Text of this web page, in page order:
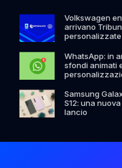
Volkswagen
arrivano
personalizzate
WhatsApp: in
sfondi animati
Samsung
S12: una
lancio